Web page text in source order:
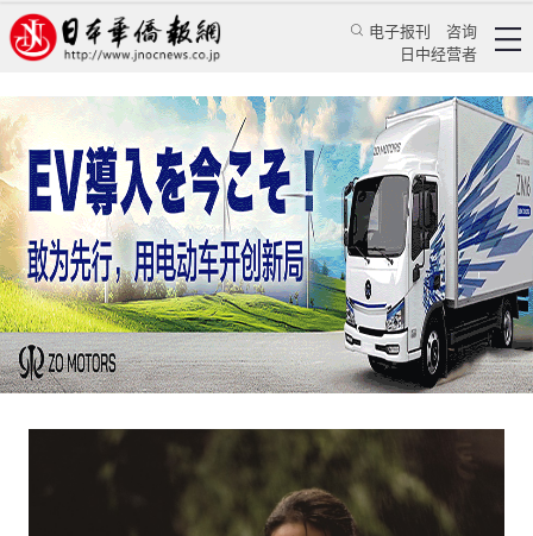
电子报刊
咨询
日中经营者
看中日韩三国人对见死不救现象有怎样的不同见
解
万景路 日本新闻 社会观察
日本华侨报 2024/12/6 15:12:36